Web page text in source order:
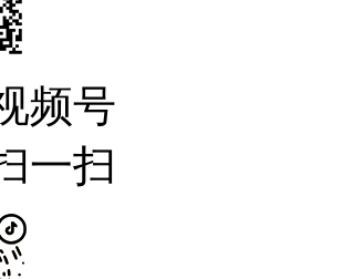
频号
一扫